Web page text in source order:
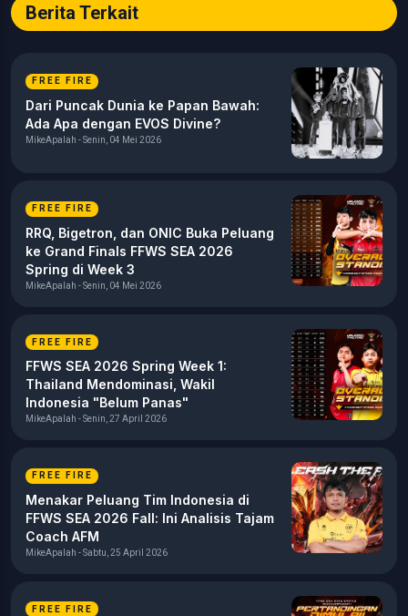
Berita Terkait
FREE FIRE
Dari Puncak Dunia ke Papan Bawah:
Ada Apa dengan EVOS Divine?
MikeApalah - Senin, 04 Mei 2026
FREE FIRE
RRQ, Bigetron, dan ONIC Buka Peluang
ke Grand Finals FFWS SEA 2026
Spring di Week 3
MikeApalah - Senin, 04 Mei 2026
FREE FIRE
FFWS SEA 2026 Spring Week 1:
Thailand Mendominasi, Wakil
Indonesia "Belum Panas"
MikeApalah - Senin, 27 April 2026
FREE FIRE
Menakar Peluang Tim Indonesia di
FFWS SEA 2026 Fall: Ini Analisis Tajam
Coach AFM
MikeApalah - Sabtu, 25 April 2026
FREE FIRE